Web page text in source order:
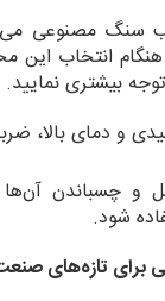
سنگ مصنوعی
انتخاب این
بیشتری نمایید.
و دمای بالا،
و چسباندن
شود.
برای تازه‌های